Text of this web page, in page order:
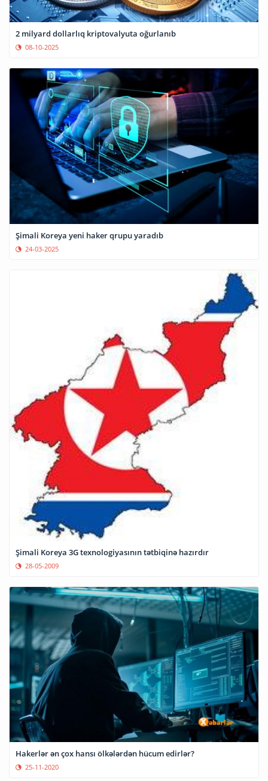
2 milyard dollarlıq kriptovalyuta oğurlanıb
08-10-2025
Şimali Koreya yeni haker qrupu yaradıb
24-03-2025
Şimali Koreya 3G texnologiyasının tətbiqinə hazırdır
28-05-2009
Hakerlər ən çox hansı ölkələrdən hücum edirlər?
25-11-2020